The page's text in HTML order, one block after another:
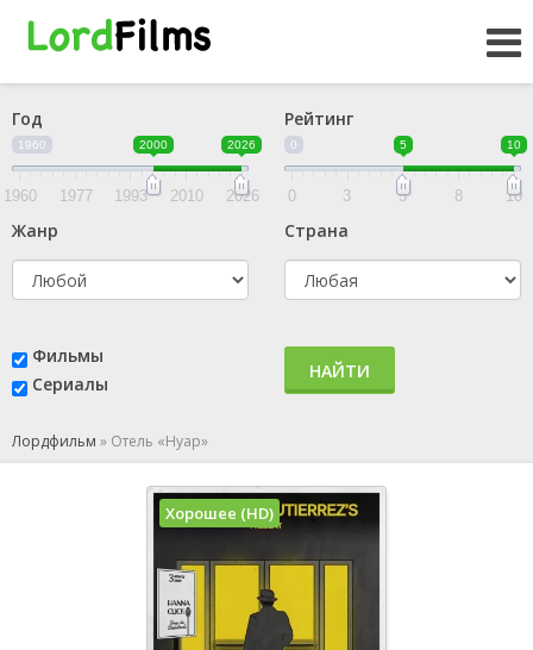
Год
1960 2000 2026
1960 1977 1993 2010 2026
Рейтинг
0 5 10
0 3 5 8 10
Жанр Страна
Фильмы
Сериалы
НАЙТИ
Лордфильм » Отель «Нуар»
Хорошее (HD)